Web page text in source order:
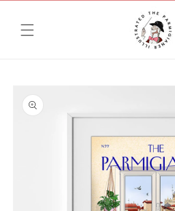
Vai
ai contenuti
informazioni
sul prodotto